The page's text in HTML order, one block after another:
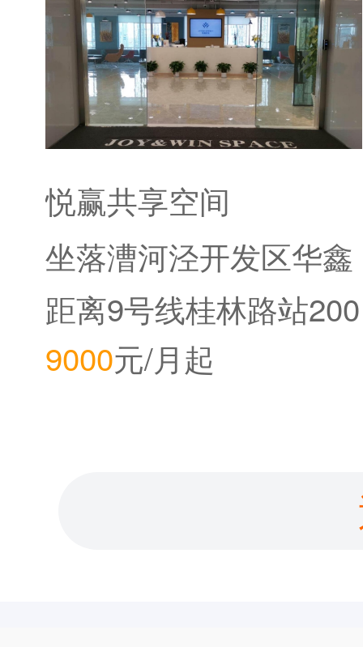
悦赢共享空间
坐落漕河泾开发区华鑫
中心
距离9号线桂林路站200
米。距离12号线桂林公
9000元/月起